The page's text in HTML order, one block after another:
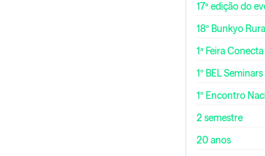
17ª edição do
18º Bunkyo Rural
1ª Feira
1º BEL Seminars
1º Encontro
2 semestre
20 anos